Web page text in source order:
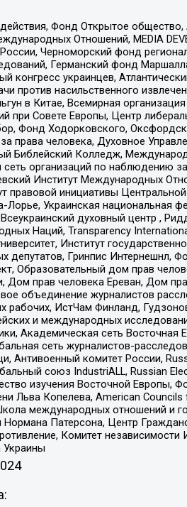
Фонд Открытое
Отношений, MEDIA
Черноморский фонд
Германский фонд
украинцев,
насильственного
в Китае, Всемирная
при Совете Европы, Центр
Фонд Ходорковского,
человека, Духовное
Библейский Колледж,
сеть организаций по наблюдению
Институт Международных
правовой инициативы
Лорье, Украинская национальная
духовный центр ,
Наций, Transparеncy
Институт
Гринпис Интернешнл,
Образовательный дом прав
прав человека Ереван, Дом
объединение журналистов
ИстЧам Финланд,
и международных
Академическая сеть Восточная
сеть журналистов-
комитет России,
союз IndustriALL, Russian
изучения Восточной Европы,
Льва Копелева, American Councils
международных отношений и
Патерсона, Центр
Комитет
Украины